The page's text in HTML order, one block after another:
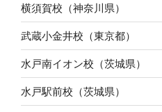
横須賀校（神奈川県）
武蔵小金井校（東京都）
水戸南イオン校（茨城県）
水戸駅前校（茨城県）